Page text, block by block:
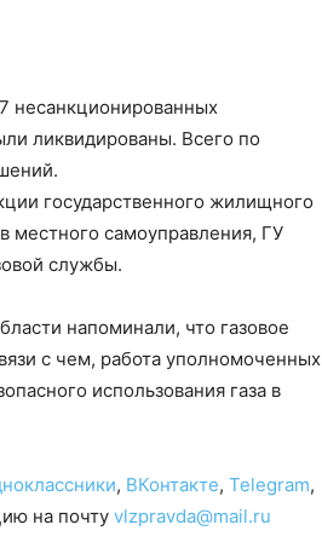
несанкционированных
ликвидированы. Всего по
государственного жилищного
местного самоуправления, ГУ
службы.
напоминали, что газовое
с чем, работа уполномоченных
использования газа в
, ВКонтакте, Telegram,
на почту vlzpravda@mail.ru